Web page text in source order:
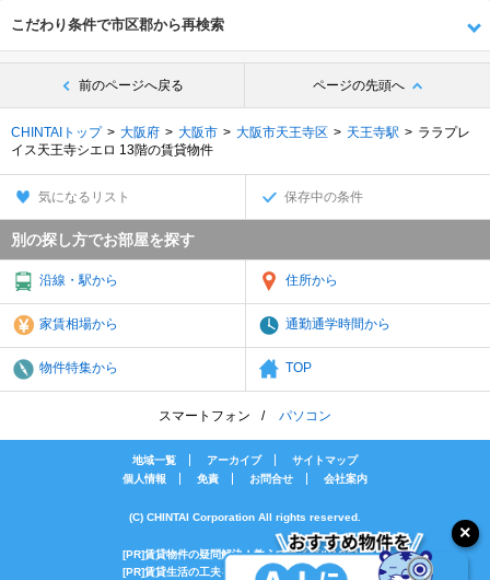
こだわり条件で市区郡から再検索
前のページへ戻る ページの先頭へ
CHINTAIトップ 大阪府 大阪市 大阪市天王寺区 天王寺駅
ララプレ
イス天王寺シエロ 13階の賃貸物件
気になるリスト 保存中の条件
別の探し方でお部屋を探す
沿線・駅から 住所から
家賃相場から 通勤通学時間から
物件特集から TOP
スマートフォン パソコン
地域一覧 アーカイブ
サイトマップ
個人情報
免責 お問合せ 会社案内
(C) CHINTAI Corporation All rights reserved.
[PR]賃貸物件の疑問解決！教えてエイブルAGENT
[PR]賃貸生活の工夫を紹介！CHINTAI情報局